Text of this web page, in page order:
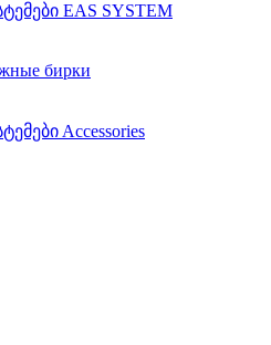
EAS SYSTEM
бирки
Accessories